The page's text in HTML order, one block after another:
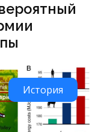
История